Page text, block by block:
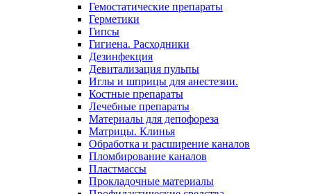
Гемостатические препараты
Герметики
Гипсы
Гигиена. Расходники
Дезинфекция
Девитализация пульпы
Иглы и шприцы для анестезии.
Костные препараты
Лечебные препараты
Материалы для депофореза
Матрицы. Клинья
Обработка и расширение каналов
Пломбирование каналов
Пластмассы
Прокладочные материалы